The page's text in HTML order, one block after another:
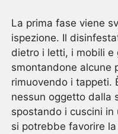
La prima fase viene
ispezione. Il
dietro i letti, i mobili e
smontandone alcune
rimuovendo i tappeti.
nessun oggetto dalla
spostando i cuscini in
si potrebbe favorire